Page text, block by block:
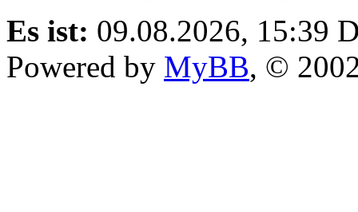
Es ist: 09.08.2026, 15:39
Powered by MyBB, ©